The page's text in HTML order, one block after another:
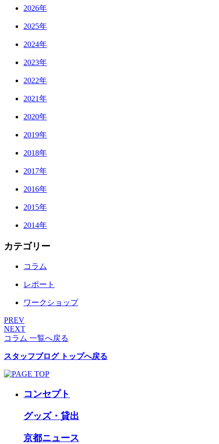
2026年
2025年
2024年
2023年
2022年
2021年
2020年
2019年
2018年
2017年
2016年
2015年
2014年
カテゴリー
コラム
レポート
ワークショップ
PREV
NEXT
コラム 一覧へ戻る
スタッフブログ トップへ戻る
コンセプト
グッズ・貸出
京都ニュース